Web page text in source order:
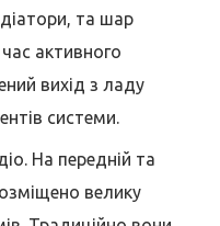
та шар
активного
вихід з ладу
системи.
На передній та
велику